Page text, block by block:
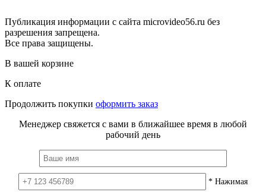
Публикация информации с сайта microvideo56.ru без
разрешения запрещена.
Все права защищены.
В вашей корзине
К оплате
Продолжить покупки оформить заказ
Менеджер свяжется с вами в ближайшее время в любой
рабочий день
* Нажимая